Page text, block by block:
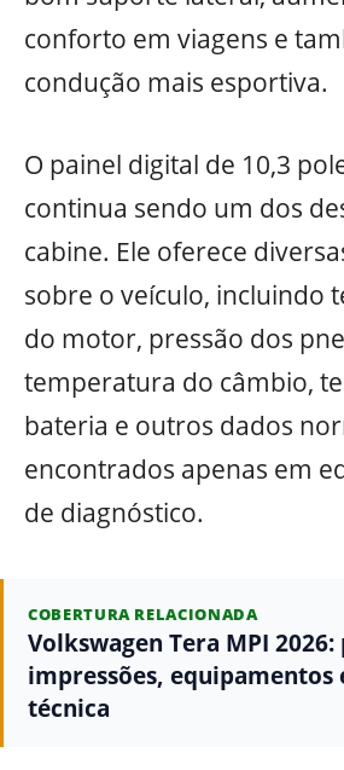
conforto em viagens e
condução mais esportiva.
O painel digital de 10,3
continua sendo um dos
cabine. Ele oferece
sobre o veículo, incluindo
do motor, pressão dos
temperatura do câmbio,
bateria e outros dados
encontrados apenas em
de diagnóstico.
COBERTURA RELACIONADA
Volkswagen Tera MPI
impressões, equipamentos
técnica